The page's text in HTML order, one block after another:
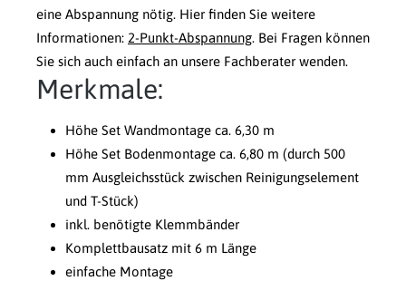
eine Abspannung nötig. Hier finden Sie weitere
Informationen: 2-Punkt-Abspannung. Bei Fragen können
Sie sich auch einfach an unsere Fachberater wenden.
Merkmale:
Höhe Set Wandmontage ca. 6,30 m
Höhe Set Bodenmontage ca. 6,80 m (durch 500
mm Ausgleichsstück zwischen Reinigungselement
und T-Stück)
inkl. benötigte Klemmbänder
Komplettbausatz mit 6 m Länge
einfache Montage